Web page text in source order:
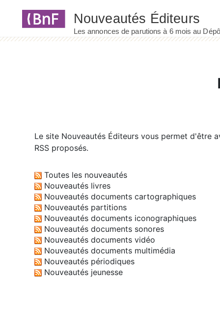
Le site Nouveautés Éditeurs vous permet d'être
RSS proposés.
Toutes les nouveautés
Nouveautés livres
Nouveautés documents cartographiques
Nouveautés partitions
Nouveautés documents iconographiques
Nouveautés documents sonores
Nouveautés documents vidéo
Nouveautés documents multimédia
Nouveautés périodiques
Nouveautés jeunesse